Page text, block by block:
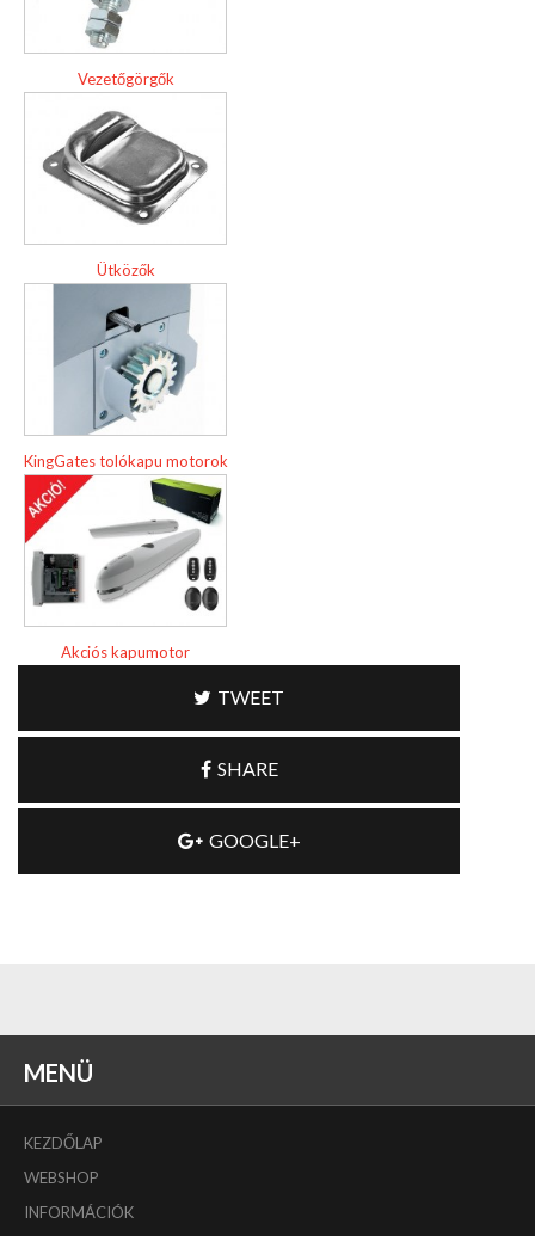
Vezetőgörgők
Ütközők
KingGates tolókapu motorok
Akciós kapumotor
TWEET
SHARE
GOOGLE+
MENÜ
KEZDŐLAP
WEBSHOP
INFORMÁCIÓK